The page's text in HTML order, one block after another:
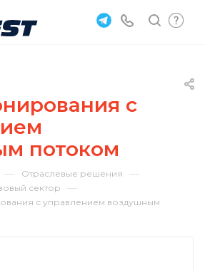
с
потоком
— Отраслевые решения —
сектор —
с управлением воздушным